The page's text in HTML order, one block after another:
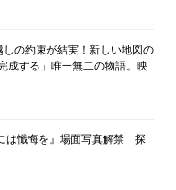
しの約束が結実！新しい地図の
成する」唯一無二の物語。映
は懺悔を』場面写真解禁 探